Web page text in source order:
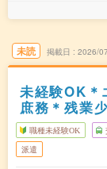
未読 掲載日 2026/
未経験OK＊
庶務＊残業
職種未経験OK
派遣